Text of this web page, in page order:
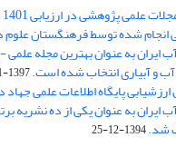
علمی پژوهشی در ارزیابی 1401
ایران به عنوان بهترین مجله
و آبیاری انتخاب شده است.1397-11-01
پایگاه اطلاعات علمی
ایران به عنوان یکی از ده نشریه
شد.1394-12-25